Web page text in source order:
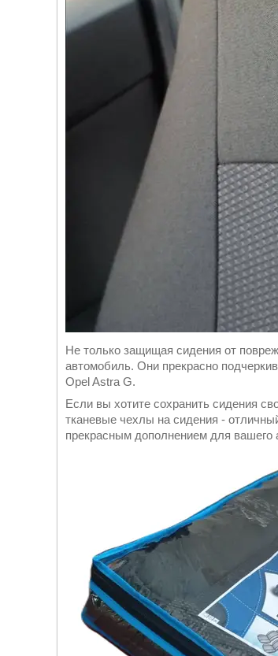
Не только защищая сидения от
автомобиль. Они прекрасно
Opel Astra G.
Если вы хотите сохранить сидения
тканевые чехлы на сидения -
прекрасным дополнением для вашего